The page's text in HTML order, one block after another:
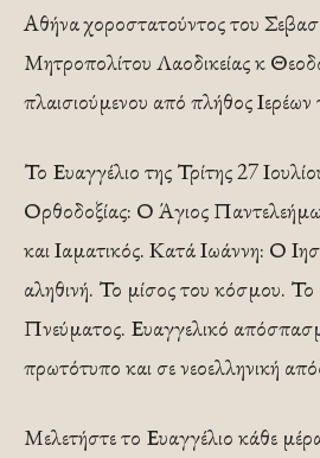
Αθήνα χοροστατούντος του
Μητροπολίτου Λαοδικείας κ
πλαισιούμενου από πλήθος Ιερέων
Το Ευαγγέλιο της Τρίτης 27
Ορθοδοξίας: Ο Άγιος
και Ιαματικός. Κατά Ιωάννη: Ο
αληθινή. Το μίσος του κόσμου. Το
Πνεύματος. Ευαγγελικό
πρωτότυπο και σε νεοελληνική
Μελετήστε το Ευαγγέλιο κάθε